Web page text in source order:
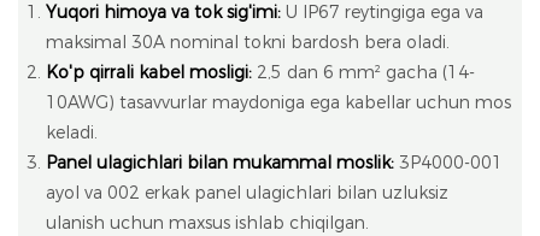
Yuqori himoya va tok sig'imi:U IP67 reytingiga ega va
maksimal 30A nominal tokni bardosh bera oladi.
Ko'p qirrali kabel mosligi:2,5 dan 6 mm² gacha (14-
10AWG) tasavvurlar maydoniga ega kabellar uchun mos
keladi.
Panel ulagichlari bilan mukammal moslik:3P4000-001
ayol va 002 erkak panel ulagichlari bilan uzluksiz
ulanish uchun maxsus ishlab chiqilgan.